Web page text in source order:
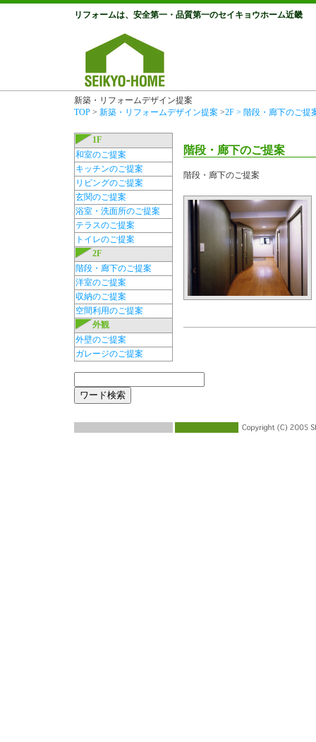
リフォームは、安全第一・品質第一のセイキョウホーム近畿
新築・リフォームデザイン提案
TOP > 新築・リフォームデザイン提案 >2F > 階段・廊下のご提
1F
和室のご提案
キッチンのご提案
リビングのご提案
玄関のご提案
浴室・洗面所のご提案
テラスのご提案
トイレのご提案
2F
階段・廊下のご提案
洋室のご提案
収納のご提案
空間利用のご提案
外観
外壁のご提案
ガレージのご提案
階段・廊下のご提案
階段・廊下のご提案